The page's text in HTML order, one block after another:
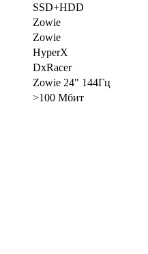
SSD+HDD
Zowie
Zowie
HyperX
DxRacer
Zowie 24" 144Гц
>100 Мбит